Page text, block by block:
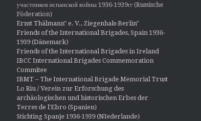
участников испанской войны 1936-1939гг (Russische
Föderation)
Ernst Thälmann" e. V., Ziegenhals-Berlin"
Friends of the International Brigades, Spain 1936-
1939 (Dänemark)
Friends of the International Brigades in Ireland
IBCC International Brigades Commemoration
Commitee
IBMT – The International Brigade Memorial Trust
Lo Riu / Verein zur Erforschung des
archäologischen und historischen Erbes der
Terres de l'Ebro (Spanien)
Stichting Spanje 1936-1939 (NIederlande)